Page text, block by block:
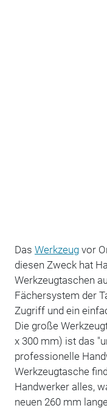
Das Werkzeugvor
diesen Zweck hat
Werkzeugtaschen
Fächersystem der
Zugriff und ein
Die große
x 300 mm) ist das
professionelle
Werkzeugtasche
Handwerker alles,
neuen 260 mm